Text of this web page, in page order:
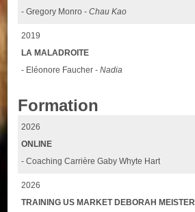
- Gregory Monro -Chau Kao
2019
LA MALADROITE
- Eléonore Faucher -Nadia
Formation
2026
ONLINE
- Coaching Carrière Gaby Whyte Hart
2026
TRAINING US MARKET DEBORAH MEISTER